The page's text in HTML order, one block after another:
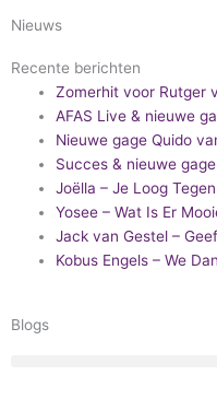
Nieuws
Recente berichten
Zomerhit voor Rutger
AFAS Live & nieuwe
Nieuwe gage Quido
Succes & nieuwe
Joëlla – Je Loog
Yosee – Wat Is Er
Jack van Gestel –
Kobus Engels – We
Blogs